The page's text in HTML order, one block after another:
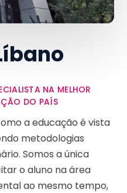
NA MELHOR
DO PAÍS
a educação é vista
metodologias
Somos a única
o aluno na área
ao mesmo tempo,